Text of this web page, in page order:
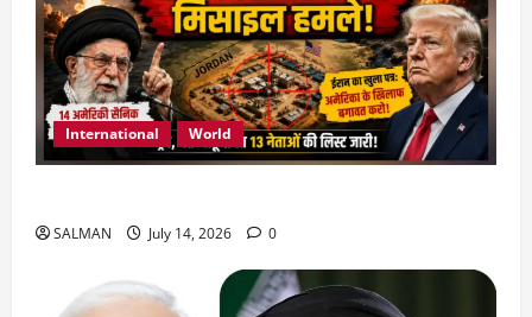
International World
SALMAN July 14, 2026 0